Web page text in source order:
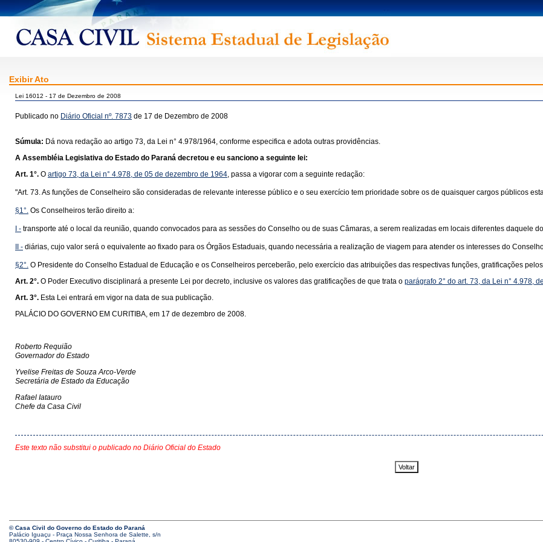
Exibir Ato
Lei 16012 - 17 de Dezembro de 2008
Publicado no Diário Oficial nº. 7873 de 17 de Dezembro de 2008
Súmula: Dá nova redação ao artigo 73, da Lei n° 4.978/1964, conforme especifica e adota outras providências.
A Assembléia Legislativa do Estado do Paraná decretou e eu sanciono a seguinte lei:
Art. 1°. O artigo 73, da Lei n° 4.978, de 05 de dezembro de 1964, passa a vigorar com a seguinte redação:
"Art. 73. As funções de Conselheiro são consideradas de relevante interesse público e o seu exercício tem prioridade sobre os de quaisquer cargos públicos
§1°. Os Conselheiros terão direito a:
I - transporte até o local da reunião, quando convocados para as sessões do Conselho ou de suas Câmaras, a serem realizadas em locais diferentes daquele
II - diárias, cujo valor será o equivalente ao fixado para os Órgãos Estaduais, quando necessária a realização de viagem para atender os interesses do
§2°. O Presidente do Conselho Estadual de Educação e os Conselheiros perceberão, pelo exercício das atribuições das respectivas funções, gratificações
Art. 2°. O Poder Executivo disciplinará a presente Lei por decreto, inclusive os valores das gratificações de que trata o parágrafo 2° do art. 73, da Lei n° 4.978,
Art. 3°. Esta Lei entrará em vigor na data de sua publicação.
PALÁCIO DO GOVERNO EM CURITIBA, em 17 de dezembro de 2008.
Roberto Requião
Governador do Estado
Yvelise Freitas de Souza Arco-Verde
Secretária de Estado da Educação
Rafael Iatauro
Chefe da Casa Civil
Este texto não substitui o publicado no Diário Oficial do Estado
© Casa Civil do Governo do Estado do Paraná
Palácio Iguaçu - Praça Nossa Senhora de Salette, s/n